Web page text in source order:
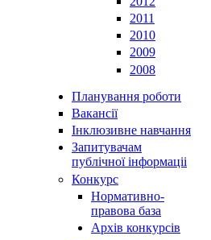
2011
2010
2009
2008
Планування роботи
Вакансії
Інклюзивне навчання
Запитувачам
публічної інформаціі
Конкурс
Нормативно-
правова база
Архів конкурсів